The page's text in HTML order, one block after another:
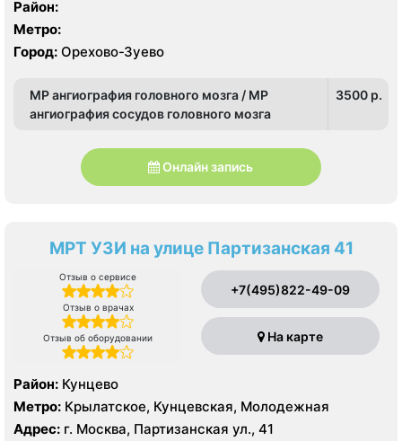
Район:
Метро:
Город: Орехово-Зуево
МР ангиография головного мозга / МР
ангиография сосудов головного мозга
3500 p.
Онлайн запись
МРТ УЗИ на улице Партизанская 41
Отзыв о сервисе
Отзыв о врачах
Отзыв об оборудовании
+7(495)822-49-09
На карте
Район: Кунцево
Метро: Крылатское, Кунцевская, Молодежная
Адрес: г. Москва, Партизанская ул., 41